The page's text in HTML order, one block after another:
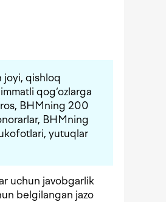
joyi, qishloq
qog‘ozlarga
BHMning 200
BHMning
yutuqlar
uchun javobgarlik
belgilangan jazo